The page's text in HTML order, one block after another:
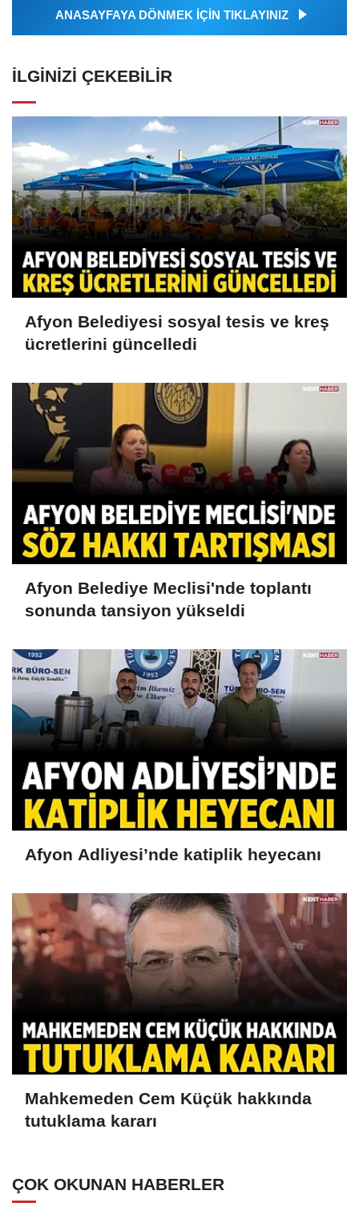
ANASAYFAYA DÖNMEK İÇİN TIKLAYINIZ
İLGINIZI ÇEKEBILIR
Afyon Belediyesi sosyal tesis ve kreş
ücretlerini güncelledi
Afyon Belediye Meclisi'nde toplantı
sonunda tansiyon yükseldi
Afyon Adliyesi’nde katiplik heyecanı
Mahkemeden Cem Küçük hakkında
tutuklama kararı
ÇOK OKUNAN HABERLER